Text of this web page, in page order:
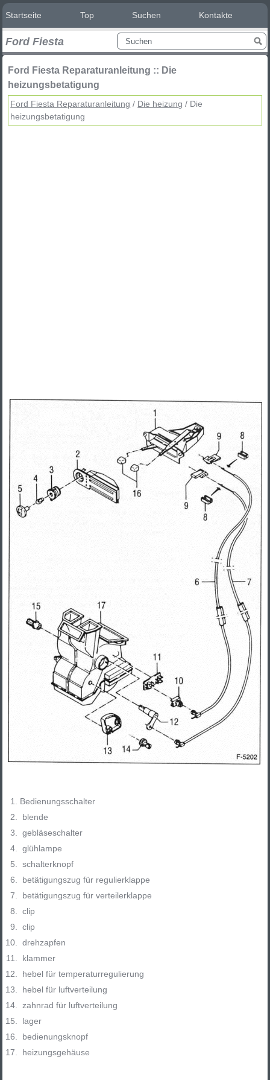
Startseite Top Suchen Kontakte
Ford Fiesta
Ford Fiesta Reparaturanleitung :: Die
heizungsbetatigung
Ford Fiesta Reparaturanleitung / Die heizung / Die
heizungsbetatigung
Bedienungsschalter
blende
gebläseschalter
glühlampe
schalterknopf
betätigungszug für regulierklappe
betätigungszug für verteilerklappe
clip
clip
drehzapfen
klammer
hebel für temperaturregulierung
hebel für luftverteilung
zahnrad für luftverteilung
lager
bedienungsknopf
heizungsgehäuse